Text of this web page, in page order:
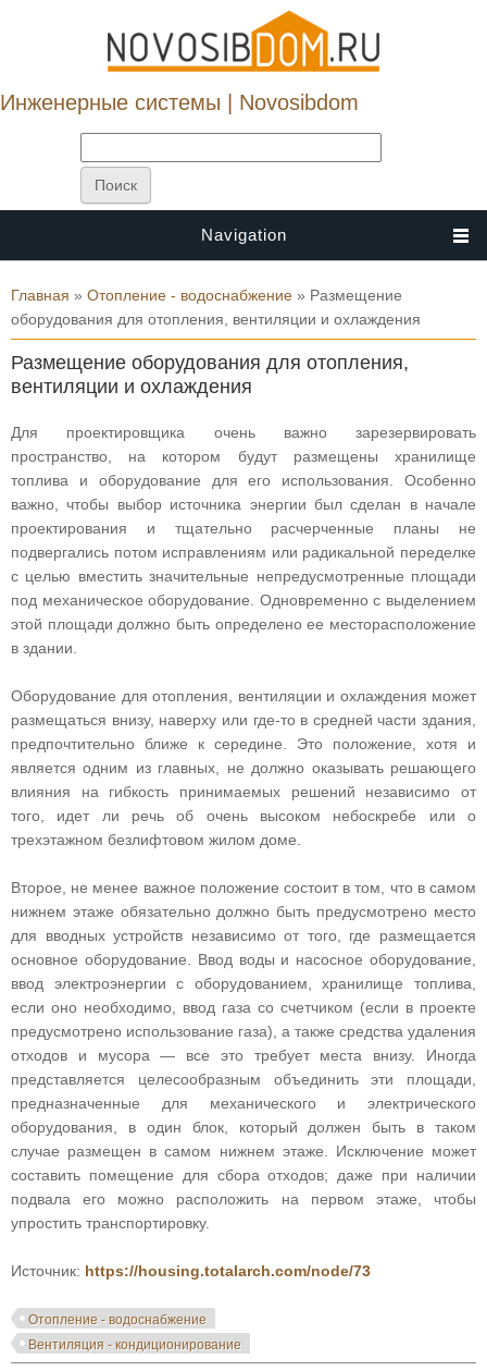
Инженерные системы | Novosibdom
Navigation
Вы здесь
Главная » Отопление - водоснабжение » Размещение
оборудования для отопления, вентиляции и охлаждения
Размещение оборудования для отопления,
вентиляции и охлаждения
Для проектировщика очень важно зарезервировать
пространство, на котором будут размещены хранилище
топлива и оборудование для его использования. Особенно
важно, чтобы выбор источника энергии был сделан в начале
проектирования и тщательно расчерченные планы не
подвергались потом исправлениям или радикальной переделке
с целью вместить значительные непредусмотренные площади
под механическое оборудование. Одновременно с выделением
этой площади должно быть определено ее месторасположение
в здании.
Оборудование для отопления, вентиляции и охлаждения может
размещаться внизу, наверху или где-то в средней части здания,
предпочтительно ближе к середине. Это положение, хотя и
является одним из главных, не должно оказывать решающего
влияния на гибкость принимаемых решений независимо от
того, идет ли речь об очень высоком небоскребе или о
трехэтажном безлифтовом жилом доме.
Второе, не менее важное положение состоит в том, что в самом
нижнем этаже обязательно должно быть предусмотрено место
для вводных устройств независимо от того, где размещается
основное оборудование. Ввод воды и насосное оборудование,
ввод электроэнергии с оборудованием, хранилище топлива,
если оно необходимо, ввод газа со счетчиком (если в проекте
предусмотрено использование газа), а также средства удаления
отходов и мусора — все это требует места внизу. Иногда
представляется целесообразным объединить эти площади,
предназначенные для механического и электрического
оборудования, в один блок, который должен быть в таком
случае размещен в самом нижнем этаже. Исключение может
составить помещение для сбора отходов; даже при наличии
подвала его можно расположить на первом этаже, чтобы
упростить транспортировку.
Источник: https://housing.totalarch.com/node/73
Отопление - водоснабжение
Вентиляция - кондиционирование